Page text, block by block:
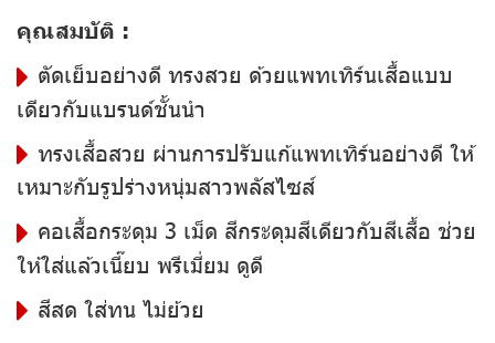
คุณสมบัติ :
ตัดเย็บอย่างดี ทรงสวย ด้วยแพทเทิร์นเสื้อแบบ
เดียวกับแบรนด์ชั้นนำ
ทรงเสื้อสวย ผ่านการปรับแก้แพทเทิร์นอย่างดี ให้
เหมาะกับรูปร่างหนุ่มสาวพลัสไซส์
คอเสื้อกระดุม 3 เม็ด สีกระดุมสีเดียวกับสีเสื้อ ช่วย
ให้ใส่แล้วเนี๊ยบ พรีเมี่ยม ดูดี
สีสด ใส่ทน ไม่ย้วย